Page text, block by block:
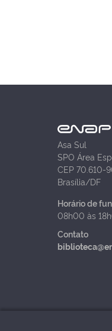
Asa Sul
SPO Área
CEP 70.610-
Brasília/DF
Horário de
08h00 às
Contato